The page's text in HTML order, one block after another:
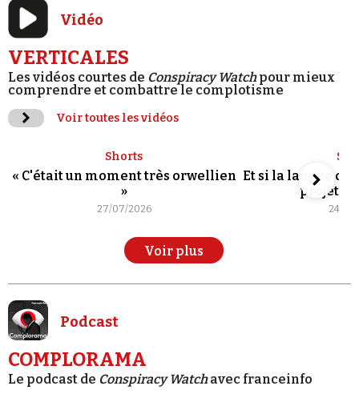
Vidéo
VERTICALES
Les vidéos courtes de Conspiracy Watchpour mieux
comprendre et combattre le complotisme
Voir toutes les vidéos
Shorts
« C'était un moment très orwellien
»
27/07/2026
Et si la langue de
projet
24/
Voir plus
Podcast
COMPLORAMA
Le podcast de Conspiracy Watchavec franceinfo